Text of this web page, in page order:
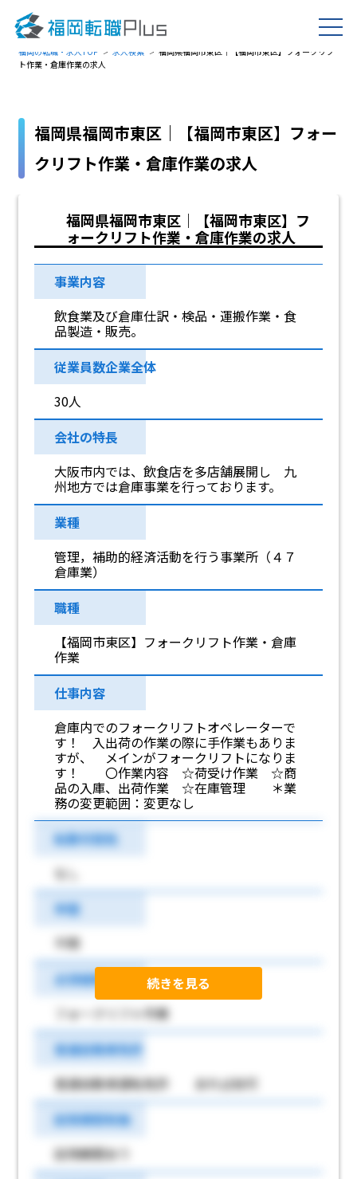
福岡の転職・求人TOP 求人検索
福岡県福岡市東区｜【福岡市東区】フォークリフ
ト作業・倉庫作業の求人
福岡県福岡市東区｜【福岡市東区】フォー
クリフト作業・倉庫作業の求人
福岡県福岡市東区｜【福岡市東区】フ
ォークリフト作業・倉庫作業の求人
事業内容
飲食業及び倉庫仕訳・検品・運搬作業・食
品製造・販売。
従業員数企業全体
30人
会社の特長
大阪市内では、飲食店を多店舗展開し 九
州地方では倉庫事業を行っております。
業種
管理，補助的経済活動を行う事業所（４７
倉庫業）
職種
【福岡市東区】フォークリフト作業・倉庫
作業
仕事内容
倉庫内でのフォークリフトオペレーターで
す！ 入出荷の作業の際に手作業もありま
すが、 メインがフォークリフトになりま
す！ 〇作業内容 ☆荷受け作業 ☆商
品の入庫、出荷作業 ☆在庫管理 ＊業
務の変更範囲：変更なし
転勤可能性
なし
学歴
不問
必須経験
フォークリフト作業
普通自動車免許
普通自動車運転免許 あれば尚可
試用期間有無
試用期間あり
続きを見る